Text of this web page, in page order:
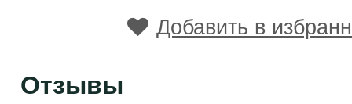
Добавить в
Отзывы